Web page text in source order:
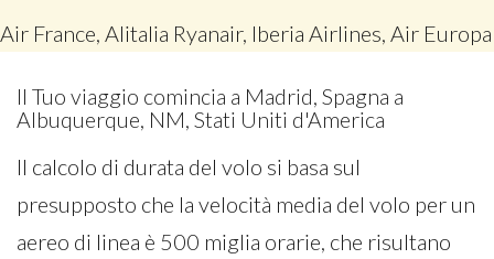
Air France, Alitalia Ryanair, Iberia Airlines, Air Europa
Il Tuo viaggio comincia a Madrid, Spagna a
Albuquerque, NM, Stati Uniti d'America
Il calcolo di durata del volo si basa sul
presupposto che la velocità media del volo per un
aereo di linea è 500 miglia orarie, che risultano